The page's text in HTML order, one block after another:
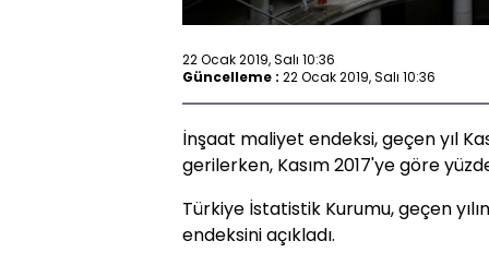
22 Ocak 2019, Salı 10:36
Güncelleme : 22 Ocak 2019, Salı 10:36
İnşaat maliyet endeksi, geçen yıl
gerilerken, Kasım 2017'ye göre
Türkiye İstatistik Kurumu, geçen
endeksini açıkladı.